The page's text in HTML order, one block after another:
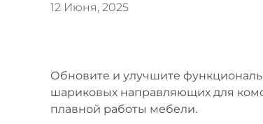
12 Июня, 2025
Обновите и улучшите
шариковых направляющих для
плавной работы мебели.